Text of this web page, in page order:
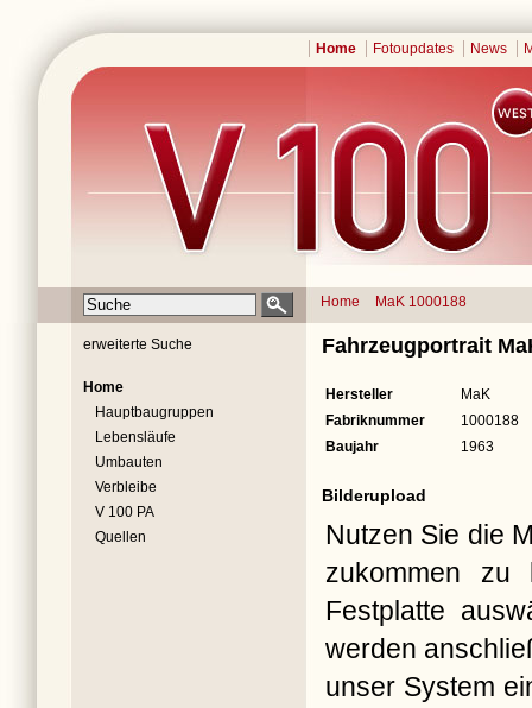
Home Fotoupdates News
Home MaK 1000188
erweiterte Suche
Home
Hauptbaugruppen
Lebensläufe
Umbauten
Verbleibe
V 100 PA
Quellen
Fahrzeugportrait
Hersteller
MaK
Fabriknummer
1000188
Baujahr
1963
Bilderupload
Nutzen Sie die
zukommen zu
Festplatte
werden
unser System